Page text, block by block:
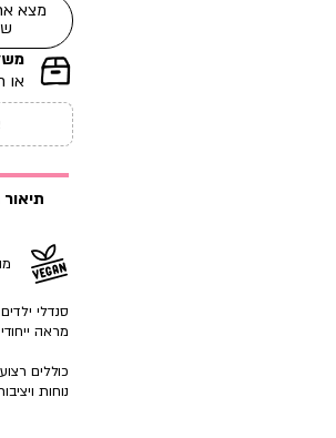
מצא
משלוח
או
סנדלי
מראה
כוללים
נוחות